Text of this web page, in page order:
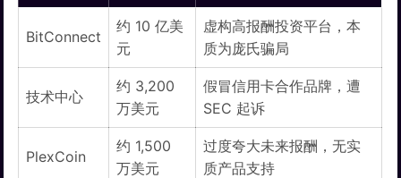
BitConnect
约 10 亿美
元
虚构高报酬投资平台，本
质为庞氏骗局
技术中心
约 3,200
万美元
假冒信用卡合作品牌，遭
SEC 起诉
PlexCoin
约 1,500
万美元
过度夸大未来报酬，无实
质产品支持